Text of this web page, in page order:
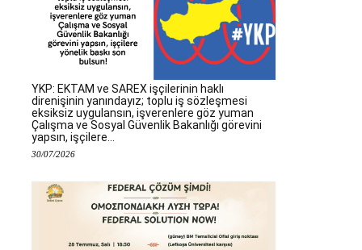
YKP: EKTAM ve SAREX işçilerinin haklı
direnişinin yanındayız; toplu iş sözleşmesi
eksiksiz uygulansın, işverenlere göz yuman
Çalışma ve Sosyal Güvenlik Bakanlığı görevini
yapsın, işçilere...
30/07/2026